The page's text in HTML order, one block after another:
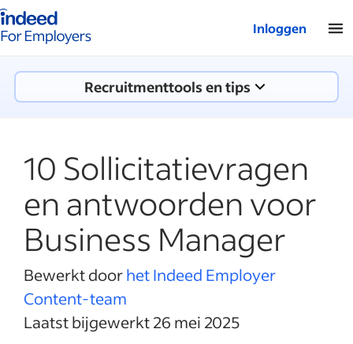
van Indeed - Voor werkgevers
Inloggen
Recruitmenttools en tips
10 Sollicitatievragen
en antwoorden voor
Business Manager
Bewerkt doorhet Indeed Employer
Content-team
Laatst bijgewerkt 26 mei 2025